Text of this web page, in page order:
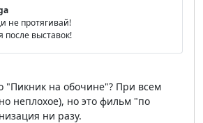
не протягивай!
после выставок!
"Пикник на обочине"? При всем
неплохое), но это фильм "по
ни разу.